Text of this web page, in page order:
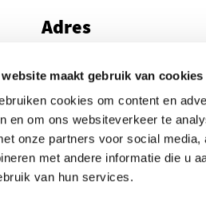
website maakt gebruik van cookies
cookies om content en
en om ons websiteverkeer te
onze partners voor social
met andere informatie die u
van hun services.
(opent in een nieuw tabblad)
Haaglanden (opent in een nieuw
Haaglanden (opent in een nieuw
Haaglanden
Adres
2596 AW Den Haag
Route met Google Maps